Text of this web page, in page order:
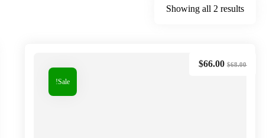
Showing all 2 results
Sale!
$68.00
$66.00